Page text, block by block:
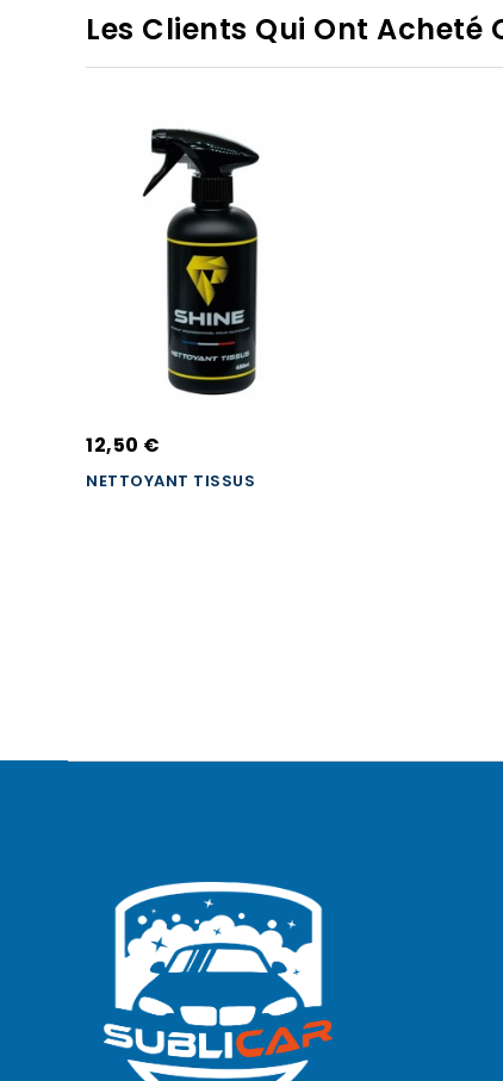
Les Clients Qui Ont
12,50 €
NETTOYANT TISSUS